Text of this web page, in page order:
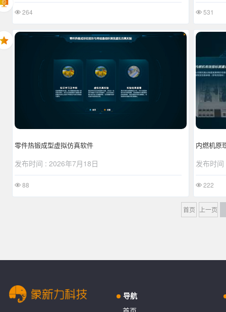
264 531
零件热锻成型虚拟仿真软件
发布时间 : 2026年7月18日
88
内燃机原
发布时
222
首页 上一页
导航